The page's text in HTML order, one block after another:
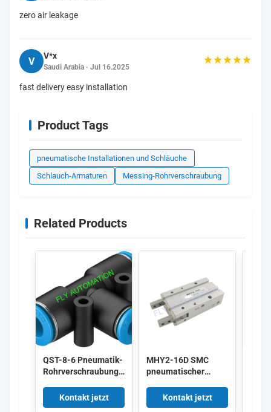
zero air leakage
V V*x
Saudi Arabia · Jul 16.2025
fast delivery easy installation
Product Tags
pneumatische Installationen und Schläuche
Schlauch-Armaturen
Messing-Rohrverschraubung
Related Products
QST-8-6 Pneumatik-
Rohrverschraubungen
Anschluss 153135
4052568032272
Kontakt jetzt
MHY2-16D SMC
pneumatischer
Luft-Fingers
doppelte
Kontakt jetzt